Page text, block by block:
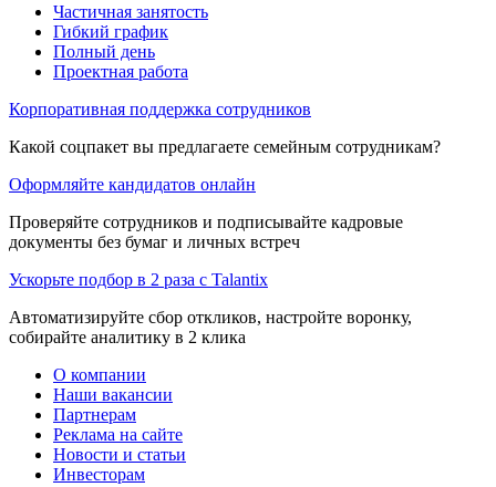
Частичная занятость
Гибкий график
Полный день
Проектная работа
Корпоративная поддержка сотрудников
Какой соцпакет вы предлагаете семейным сотрудникам?
Оформляйте кандидатов онлайн
Проверяйте сотрудников и подписывайте кадровые
документы без бумаг и личных встреч
Ускорьте подбор в 2 раза с Talantix
Автоматизируйте сбор откликов, настройте воронку,
собирайте аналитику в 2 клика
О компании
Наши вакансии
Партнерам
Реклама на сайте
Новости и статьи
Инвесторам